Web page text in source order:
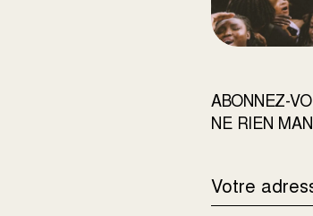
ABONNEZ-
NE RIEN
ADRESSE
COURRIEL